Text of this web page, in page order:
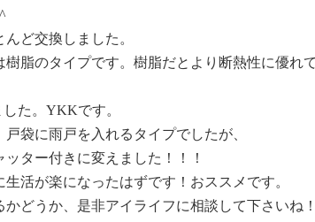
ど交換しました。
脂のタイプです。樹脂だとより断熱性に優れ
た。YKKです。
袋に雨戸を入れるタイプでしたが、
ター付きに変えました！！！
活が楽になったはずです！おススメです。
どうか、是非アイライフに相談して下さいね！